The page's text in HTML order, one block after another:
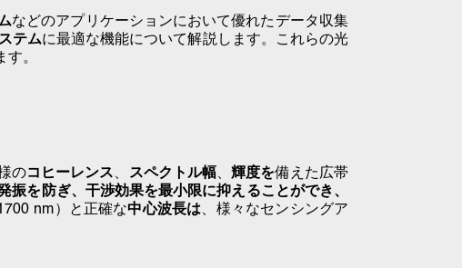
などのアプリケーションにおいて優れたデータ収集
テムに最適な機能について解説します。これらの光
。
のコヒーレンス、 スペクトル幅、輝度を備えた広帯
振を防ぎ、 干渉効果を最小限に抑えることができ、
nm）と正確な中心波長は、様々なセンシングア